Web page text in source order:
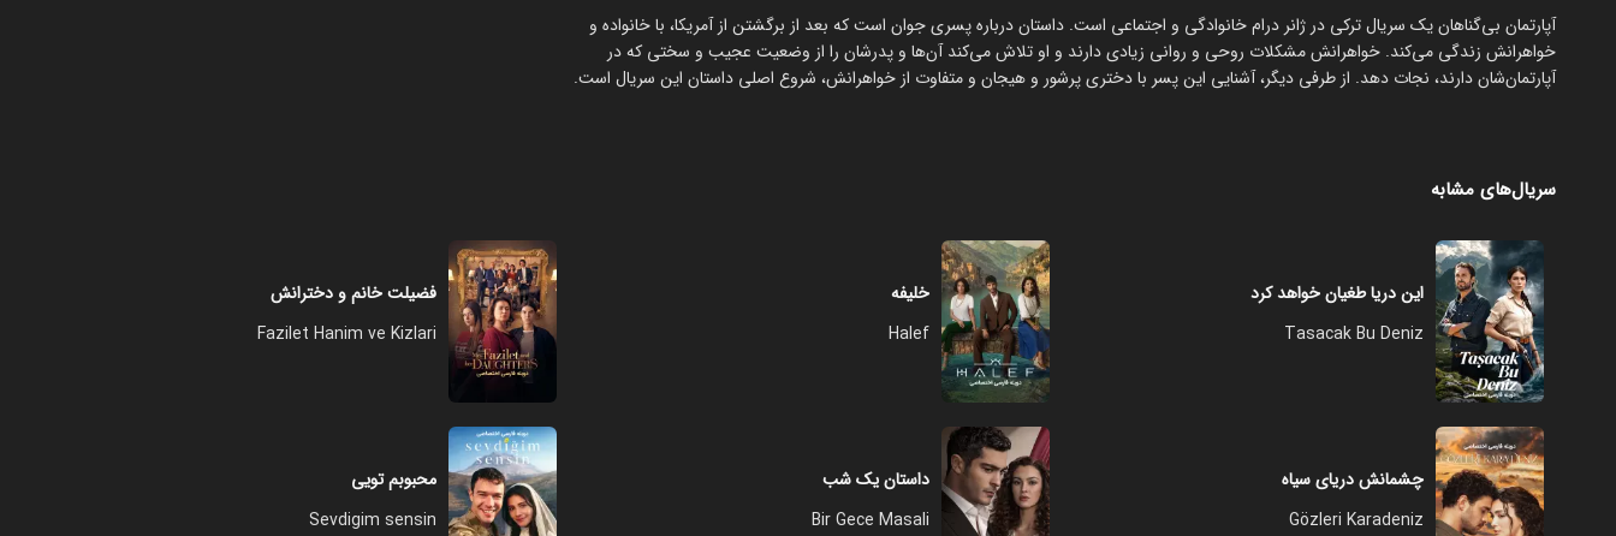
‏آپارتمان بی‌گناهان یک سریال ترکی در ژانر درام خانوادگی و اجتماعی است. داستان درباره پسری جوان است که بعد از برگشتن از آمریکا، با خانواده و
خواهرانش زندگی می‌کند. خواهرانش مشکلات روحی و روانی زیادی دارند و او تلاش می‌کند آن‌ها و پدرشان را از وضعیت عجیب و سختی که در
آپارتمان‌شان دارند، نجات دهد. از طرفی دیگر، آشنایی این پسر با دختری پرشور و هیجان و متفاوت از خواهرانش، شروع اصلی داستان این سریال است.
سریال‌های مشابه
این دریا طغیان خواهد کرد
Tasacak Bu Deniz
خلیفه
Halef
فضیلت خانم و دخترانش
Fazilet Hanim ve Kizlari
چشمانش دریای سیاه
Gözleri Karadeniz
داستان یک شب
Bir Gece Masali
محبوبم تویی
Sevdigim sensin